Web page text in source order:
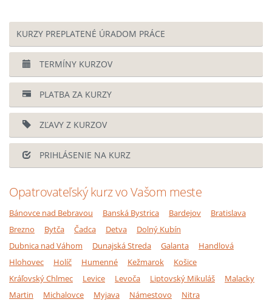
KURZY PREPLATENÉ ÚRADOM PRÁCE
TERMÍNY KURZOV
PLATBA ZA KURZY
ZĽAVY Z KURZOV
PRIHLÁSENIE NA KURZ
Opatrovateľský kurz vo Vašom meste
Bánovce nad Bebravou Banská Bystrica Bardejov
Bratislava
Brezno
Bytča Čadca Detva
Dolný Kubín
Dubnica nad Váhom
Dunajská Streda Galanta
Handlová
Hlohovec
Holíč Humenné Kežmarok
Košice
Kráľovský Chlmec
Levice Levoča Liptovský Mikuláš
Malacky
Martin
Michalovce Myjava Námestovo
Nitra